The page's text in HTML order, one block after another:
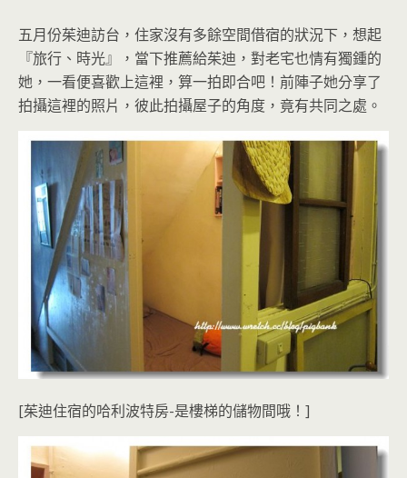
五月份茱迪訪台，住家沒有多餘空間借宿的狀況下，想起
『旅行、時光』，當下推薦給茱迪，對老宅也情有獨鍾的
她，一看便喜歡上這裡，算一拍即合吧！前陣子她分享了
拍攝這裡的照片，彼此拍攝屋子的角度，竟有共同之處。
[茱迪住宿的哈利波特房-是樓梯的儲物間哦！]